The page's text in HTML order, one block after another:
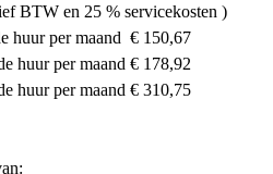
BTW en 25 % servicekosten )
per maand € 150,67
per maand € 178,92
per maand € 310,75